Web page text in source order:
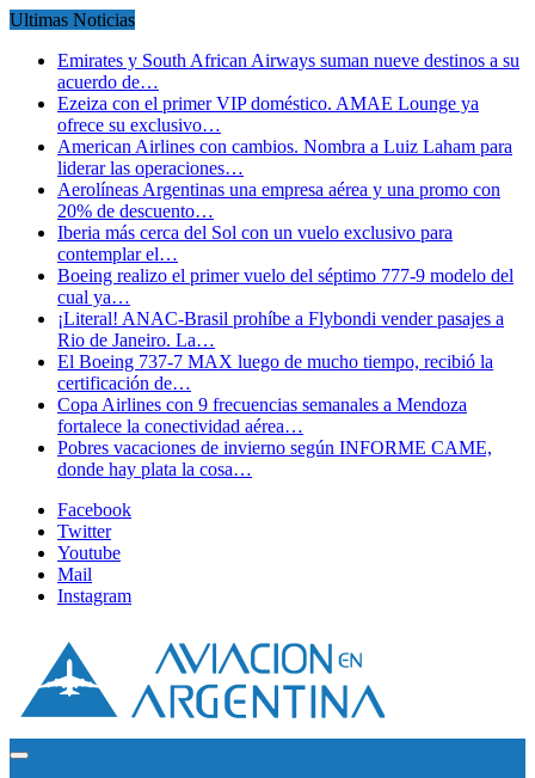
Ultimas Noticias
Emirates y South African Airways suman nueve destinos a su
acuerdo de…
Ezeiza con el primer VIP doméstico. AMAE Lounge ya
ofrece su exclusivo…
American Airlines con cambios. Nombra a Luiz Laham para
liderar las operaciones…
Aerolíneas Argentinas una empresa aérea y una promo con
20% de descuento…
Iberia más cerca del Sol con un vuelo exclusivo para
contemplar el…
Boeing realizo el primer vuelo del séptimo 777-9 modelo del
cual ya…
¡Literal! ANAC-Brasil prohíbe a Flybondi vender pasajes a
Rio de Janeiro. La…
El Boeing 737-7 MAX luego de mucho tiempo, recibió la
certificación de…
Copa Airlines con 9 frecuencias semanales a Mendoza
fortalece la conectividad aérea…
Pobres vacaciones de invierno según INFORME CAME,
donde hay plata la cosa…
Facebook
Twitter
Youtube
Mail
Instagram